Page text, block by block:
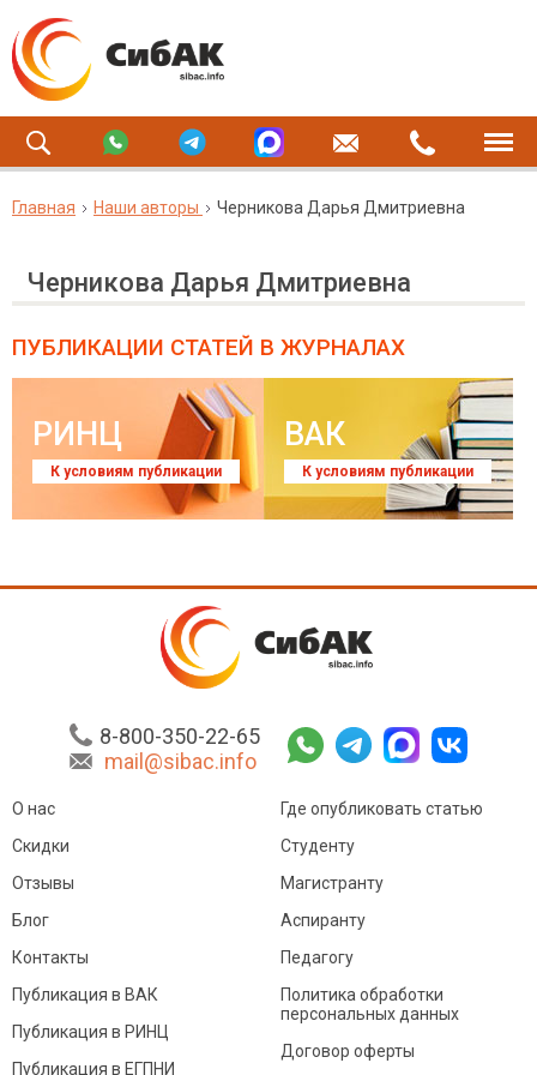
Главная Наши авторы Черникова Дарья Дмитриевна
Черникова Дарья Дмитриевна
ПУБЛИКАЦИИ СТАТЕЙ В ЖУРНАЛАХ
РИНЦ
К условиям публикации
ВАК
К условиям публикации
8-800-350-22-65
mail@sibac.info
О нас
Скидки
Отзывы
Блог
Контакты
Где опубликовать статью
Студенту
Магистранту
Аспиранту
Педагогу
Публикация в ВАК
Публикация в РИНЦ
Публикация в ЕГПНИ
Политика обработки
персональных данных
Договор оферты